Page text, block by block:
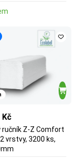
Kč
ručník Z-Z Comfort
2 vrstvy, 3200 ks,